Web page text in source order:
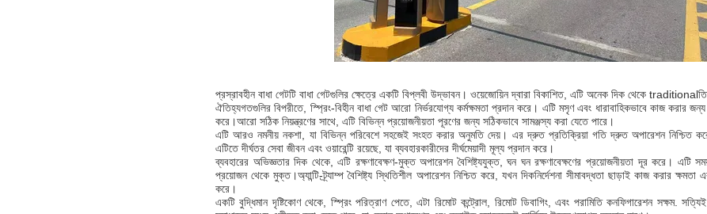
প্রস্রাবহীন বাধা গেটটি বাধা গেটগুলির ক্ষেত্রে একটি বিপ্লবী উদ্ভাবন। ওয়েজোয়িন দ্বারা বিকাশিত, এটি অনেক দিক থেকে
ঐতিহ্যগতগুলির বিপরীতে, স্প্রিং-বিহীন বাধা গেট আরো নির্ভরযোগ্য কর্মক্ষমতা প্রদান করে। এটি মসৃণ এবং ধারাবাহিকভাবে কাজ করার
করে।আরো সঠিক নিয়ন্ত্রণের সাথে, এটি বিভিন্ন প্রয়োজনীয়তা পূরণের জন্য সঠিকভাবে সামঞ্জস্য করা যেতে পারে।
এটি আরও নমনীয় নকশা, যা বিভিন্ন পরিবেশে সহজেই সংহত করার অনুমতি দেয়। এর দ্রুত প্রতিক্রিয়া গতি দ্রুত অপারেশন নিশ্চিত করে,
এটিতে দীর্ঘতর সেবা জীবন এবং ওয়ারেন্টি রয়েছে, যা ব্যবহারকারীদের দীর্ঘমেয়াদী মূল্য প্রদান করে।
ব্যবহারের অভিজ্ঞতার দিক থেকে, এটি রক্ষণাবেক্ষণ-মুক্ত অপারেশন বৈশিষ্ট্যযুক্ত, ঘন ঘন রক্ষণাবেক্ষণের প্রয়োজনীয়তা দূর করে। এটি
প্রয়োজন থেকে মুক্ত।অ্যান্টি-ট্র্যাম্প বৈশিষ্ট্য স্থিতিশীল অপারেশন নিশ্চিত করে, যখন দিকনির্দেশনা সীমাবদ্ধতা ছাড়াই কাজ করার
করে।
একটি বুদ্ধিমান দৃষ্টিকোণ থেকে, স্প্রিং পরিত্রাণ পেতে, এটা রিমোট কন্ট্রোল, রিমোট ডিবাগিং, এবং পরামিতি কনফিগারেশন সক্ষম. সত্যিই